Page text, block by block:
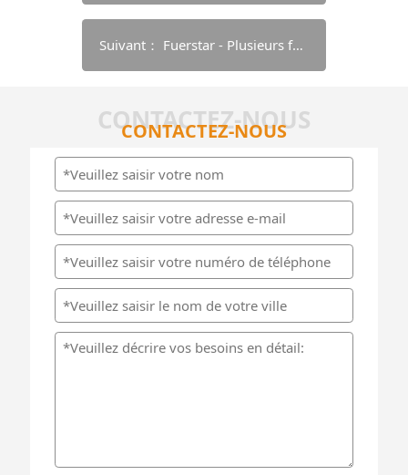
Suivant： Fuerstar - Plusieurs façons de raffiner l'huile brute
CONTACTEZ-NOUS
CONTACTEZ-NOUS